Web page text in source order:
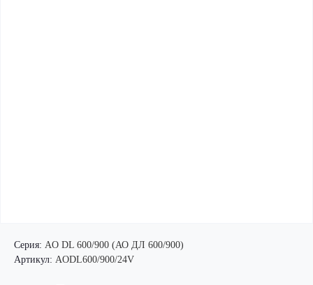
Серия: AO DL 600/900 (АО ДЛ 600/900)
Артикул: AODL600/900/24V